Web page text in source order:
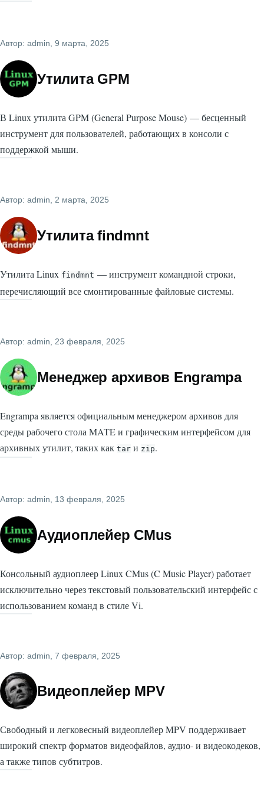
Автор: admin, 9 марта, 2025
Утилита GPM
В Linux утилита GPM (General Purpose Mouse) — бесценный
инструмент для пользователей, работающих в консоли с
поддержкой мыши.
Автор: admin , 2 марта, 2025
Утилита findmnt
Утилита Linux findmnt — инструмент командной строки,
перечисляющий все смонтированные файловые системы.
Автор: admin , 23 февраля, 2025
Менеджер архивов Engrampa
Engrampa является официальным менеджером архивов для
среды рабочего стола MATE и графическим интерфейсом для
архивных утилит, таких как tar и zip.
Автор: admin , 13 февраля, 2025
Аудиоплейер CMus
Консольный аудиоплеер Linux CMus (C Music Player) работает
исключительно через текстовый пользовательский интерфейс с
использованием команд в стиле Vi.
Автор: admin , 7 февраля, 2025
Видеоплейер MPV
Свободный и легковесный видеоплейер MPV поддерживает
широкий спектр форматов видеофайлов, аудио- и видеокодеков,
а также типов субтитров.